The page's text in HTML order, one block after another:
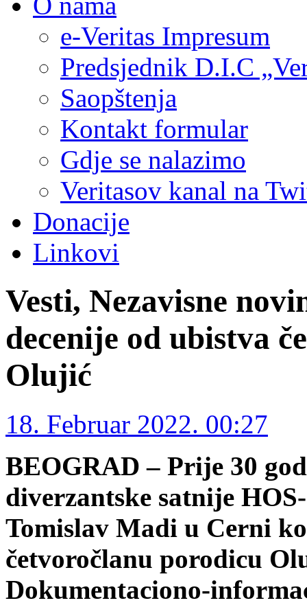
e-Veritas Impresum
Predsjednik D.I.C
Saopštenja
Kontakt formular
Gdje se nalazimo
Veritasov kanal na
Donacije
Linkovi
Vesti, Nezavisne
decenije od ubistva
Olujić
18. Februar 2022. 00:27
BEOGRAD – Prije 30
diverzantske satnije
Tomislav Madi u Cerni
četvoročlanu porodicu
Dokumentaciono-